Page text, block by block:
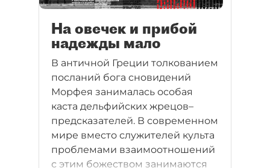
На овечек и прибой
надежды мало
В античной Греции толкованием
посланий бога сновидений
Морфея занималась особая
каста дельфийских жрецов–
предсказателей. В современном
мире вместо служителей культа
проблемами взаимоотношений
с этим божеством занимаются